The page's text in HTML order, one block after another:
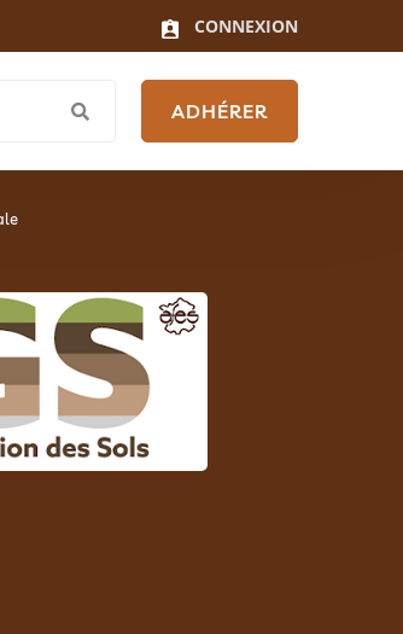
CONNEXION
ADHÉRER